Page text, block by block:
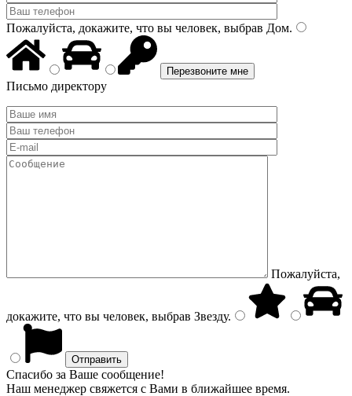
Пожалуйста, докажите, что вы человек, выбрав Дом.
Письмо директору
Пожалуйста,
докажите, что вы человек, выбрав Звезду.
Спасибо за Ваше сообщение!
Наш менеджер свяжется с Вами в ближайшее время.